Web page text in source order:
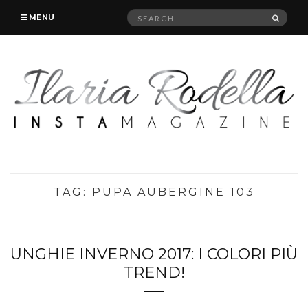
MENU
Search
TAG: PUPA AUBERGINE 103
UNGHIE INVERNO 2017: I COLORI PIÙ
TREND!